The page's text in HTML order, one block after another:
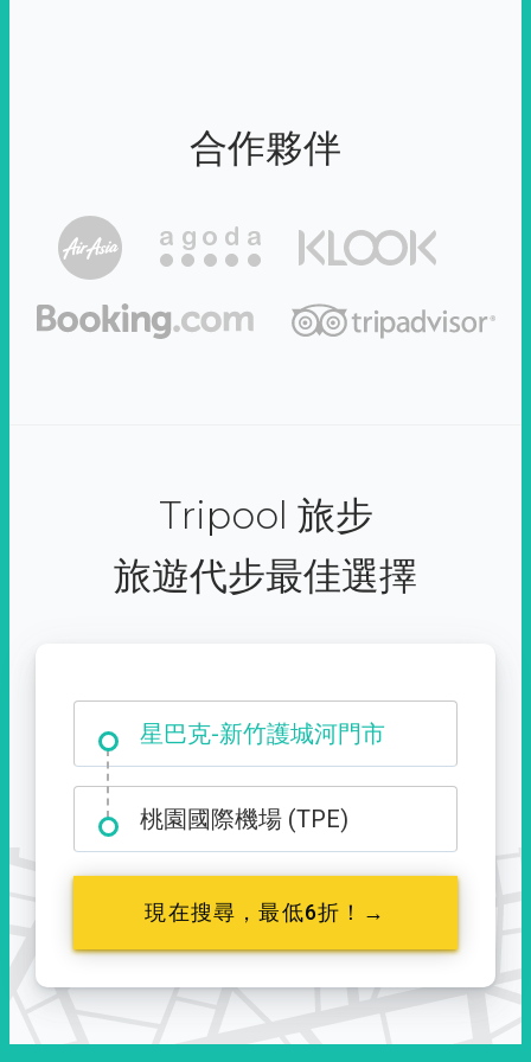
合作夥伴
Tripool 旅步
旅遊代步最佳選擇
星巴克-新竹護城河門市
大霸尖山登山口
桃園國際機場 (TPE)
現在搜尋，最低6折！→